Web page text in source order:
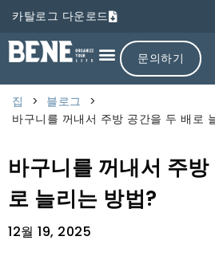
카탈로그 다운로드
문의하기
집 > 블로그
>
바구니를 꺼내서 주방 공간을 두 배로
바구니를 꺼내서 주
로 늘리는 방법?
12월 19, 2025